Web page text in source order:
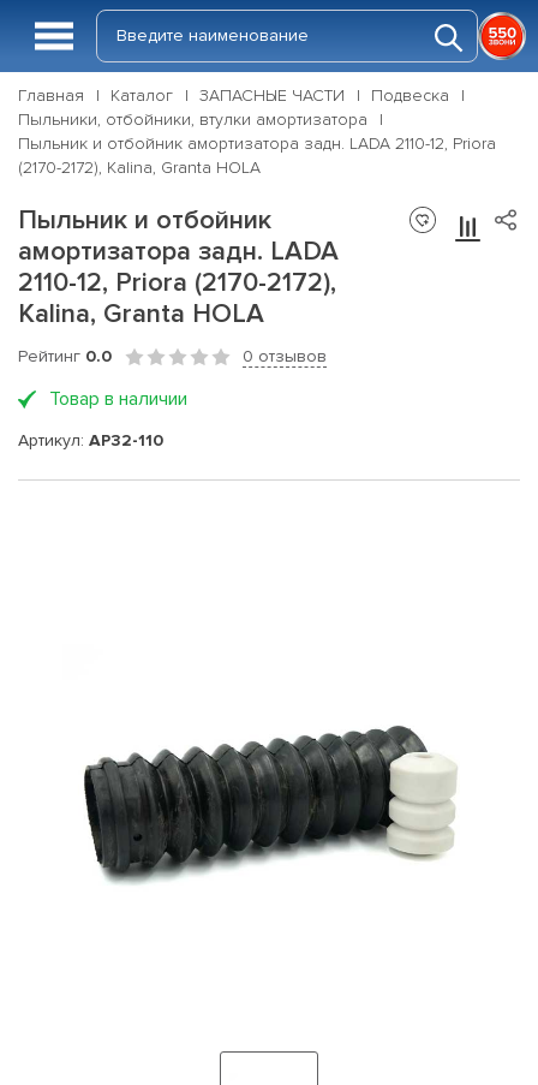
Главная Каталог ЗАПАСНЫЕ ЧАСТИ
Подвеска
Пыльники, отбойники, втулки амортизатора
Пыльник и отбойник амортизатора задн. LADA 2110-12, Priora
(2170-2172), Kalina, Granta HOLA
Пыльник и отбойник
амортизатора задн. LADA
2110-12, Priora (2170-2172),
Kalina, Granta HOLA
Рейтинг 0.0 0 отзывов
Товар в наличии
Артикул: AP32-110